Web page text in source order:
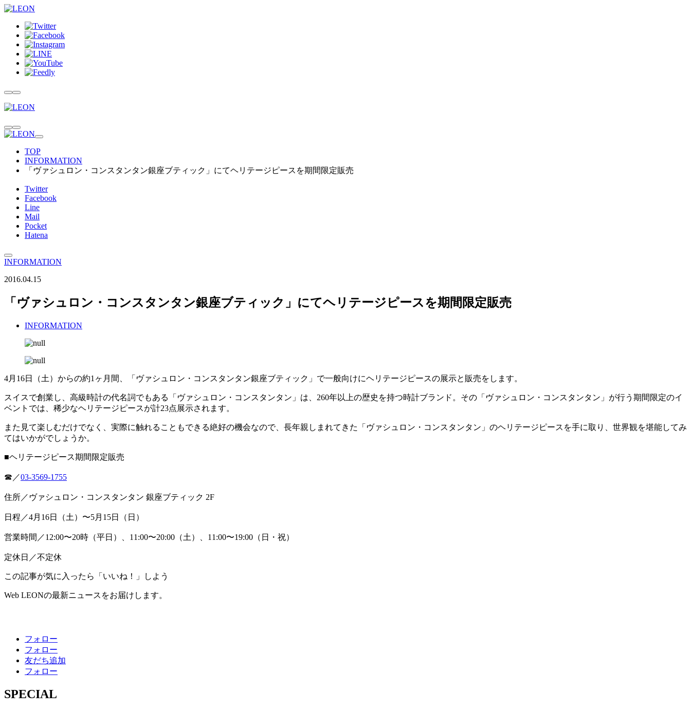
TOP
INFORMATION
「ヴァシュロン・コンスタンタン銀座ブティック」にてヘリテージピースを期間限定販売
Twitter
Facebook
Line
Mail
Pocket
Hatena
INFORMATION
2016.04.15
「ヴァシュロン・コンスタンタン銀座ブティック」にてヘリテージピースを期間限定販売
INFORMATION
4月16日（土）からの約1ヶ月間、「ヴァシュロン・コンスタンタン銀座ブティック」で一般向けにヘリテージピースの展示と販売をします。
スイスで創業し、高級時計の代名詞でもある「ヴァシュロン・コンスタンタン」は、260年以上の歴史を持つ時計ブランド。その「ヴァシュロン・コンスタンタン」が行う期間限定のイ
ベントでは、稀少なヘリテージピースが計23点展示されます。
また見て楽しむだけでなく、実際に触れることもできる絶好の機会なので、長年親しまれてきた「ヴァシュロン・コンスタンタン」のヘリテージピースを手に取り、世界観を堪能してみ
てはいかがでしょうか。
■ヘリテージピース期間限定販売
☎／03-3569-1755
住所／ヴァシュロン・コンスタンタン 銀座ブティック 2F
日程／4月16日（土）〜5月15日（日）
営業時間／12:00〜20時（平日）、11:00〜20:00（土）、11:00〜19:00（日・祝）
定休日／不定休
この記事が気に入ったら「いいね！」しよう
Web LEONの最新ニュースをお届けします。
フォロー
フォロー
友だち追加
フォロー
SPECIAL